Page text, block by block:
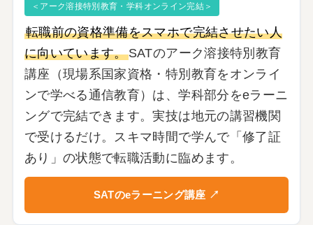
＜アーク溶接特別教育・学科オンライン完結＞
転職前の資格準備をスマホで完結させたい人
に向いています。SATのアーク溶接特別教育
講座（現場系国家資格・特別教育をオンライ
ンで学べる通信教育）は、学科部分をeラーニ
ングで完結できます。実技は地元の講習機関
で受けるだけ。スキマ時間で学んで「修了証
あり」の状態で転職活動に臨めます。
SATのeラーニング講座 ↗